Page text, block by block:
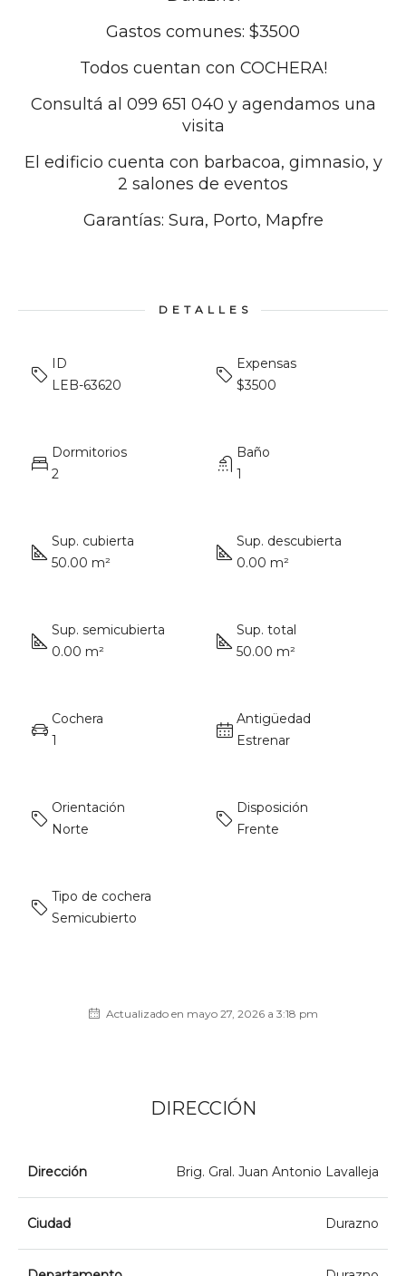
Gastos comunes: $3500
Todos cuentan con COCHERA!
Consultá al 099 651 040 y agendamos una
visita
El edificio cuenta con barbacoa, gimnasio, y
2 salones de eventos
Garantías: Sura, Porto, Mapfre
DETALLES
ID
LEB-63620
Expensas
$3500
Dormitorios
2
Baño
1
Sup. cubierta
50.00 m²
Sup. descubierta
0.00 m²
Sup. semicubierta
0.00 m²
Sup. total
50.00 m²
Cochera
1
Antigüedad
Estrenar
Orientación
Norte
Disposición
Frente
Tipo de cochera
Semicubierto
Actualizado en mayo 27, 2026 a 3:18 pm
DIRECCIÓN
Dirección Brig. Gral. Juan Antonio Lavalleja
Ciudad Durazno